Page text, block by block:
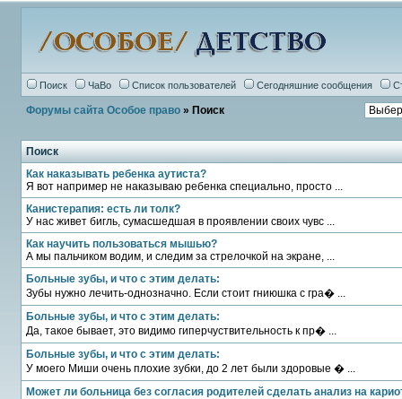
Поиск ЧаВо Список пользователей Сегодняшние сообщения
Форумы сайта Особое право» Поиск
Поиск
Как наказывать ребенка аутиста?
Я вот например не наказываю ребенка специально, просто ...
Канистерапия: есть ли толк?
У нас живет бигль, сумасшедшая в проявлении своих чувс ...
Как научить пользоваться мышью?
А мы пальчиком водим, и следим за стрелочкой на экране, ...
Больные зубы, и что с этим делать:
Зубы нужно лечить-однозначно. Если стоит гниюшка с гра� ...
Больные зубы, и что с этим делать:
Да, такое бывает, это видимо гиперчуствительность к пр� ...
Больные зубы, и что с этим делать:
У моего Миши очень плохие зубки, до 2 лет были здоровые � ...
Может ли больница без согласия родителей сделать анализ на